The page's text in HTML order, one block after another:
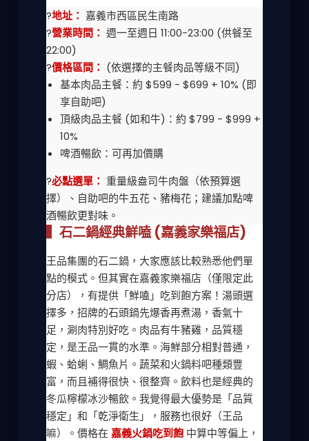
?地址： 嘉義市西區民生南路
?營業時間： 週一至週日 11:00-23:00 (供餐至
22:00)
?價格區間： (依選擇的主餐肉品等級不同)
基本肉品主餐：約 $599 - $699 + 10% (即
享自助吧)
頂級肉品主餐 (如和牛)：約 $799 - $999 +
10%
啤酒暢飲：可再加價購
?必點選單： 重量級盎司牛肉盤（依預算選
擇）、自助吧的牛五花、豬梅花；建議加點啤
酒暢飲更對味。
▍石二鍋經典鮮嗑 (嘉義家樂福店)
王品集團的石二鍋，大家應該比較熟悉他們單
點的模式。但其實在嘉義家樂福店（僅限定此
分店），有提供「鮮嗑」吃到飽方案！湯頭選
擇多，招牌的石頭鍋先爆香再煮湯，香氣十
足，涮肉特別好吃。肉品有牛豬雞，品質穩
定，是王品一貫的水準。海鮮部分相對普通，
蝦、蛤蜊、鯛魚片。蔬菜和火鍋料吧種類豐
富，而且補得很快、很整齊。飲料也是經典的
冬瓜檸檬冰沙暢飲。我覺得最大優勢是「品質
穩定」和「乾淨衛生」，服務也很好（王品
嘛）。價格在 嘉義火鍋吃到飽中算中等偏上，